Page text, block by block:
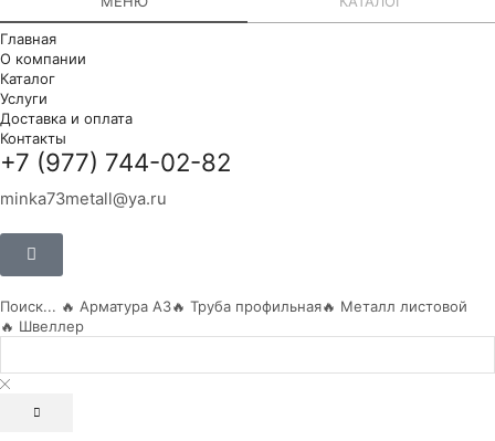
Главная
О компании
Каталог
Услуги
Доставка и оплата
Контакты
+7 (977) 744-02-82
minka73metall@ya.ru
Поиск... 🔥 Арматура А3🔥 Труба профильная🔥 Металл листовой
🔥 Швеллер